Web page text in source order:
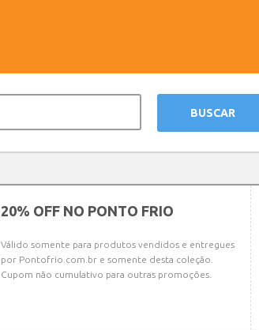
20% OFF NO PONTO FRIO
Válido somente para produtos vendidos e entregues
por Pontofrio.com.br e somente desta coleção.
Cupom não cumulativo para outras promoções.